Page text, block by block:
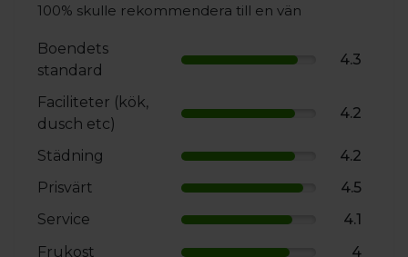
100% skulle rekommendera till en vän
Boendets
standard
4.3
Faciliteter (kök,
dusch etc)
4.2
Städning
4.2
Prisvärt
4.5
Service
4.1
Frukost
4